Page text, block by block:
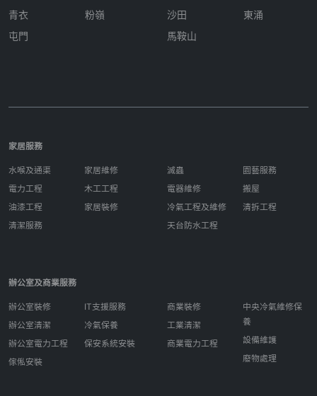
青衣
屯門
粉嶺
沙田
馬鞍山
東涌
家居服務
水喉及通渠
電力工程
油漆工程
清潔服務
家居維修
木工工程
家居裝修
滅蟲
電器維修
冷氣工程及維修
天台防水工程
園藝服務
搬屋
清拆工程
辦公室及商業服務
辦公室裝修
辦公室清潔
辦公室電力工程
傢俬安裝
IT支援服務
冷氣保養
保安系統安裝
商業裝修
工業清潔
商業電力工程
中央冷氣維修保
養
設備維護
廢物處理